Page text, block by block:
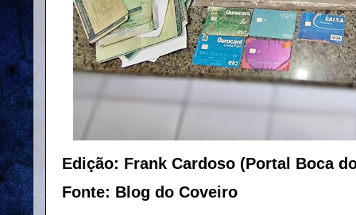
Edição: Frank Cardoso (Portal Boca
Fonte: Blog do Coveiro